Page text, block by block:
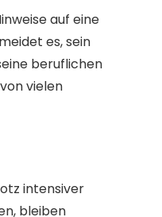
auf eine
es, sein
beruflichen
vielen
intensiver
bleiben